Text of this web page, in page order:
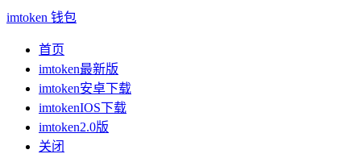
imtoken 钱包
首页
imtoken最新版
imtoken安卓下载
imtokenIOS下载
imtoken2.0版
关闭